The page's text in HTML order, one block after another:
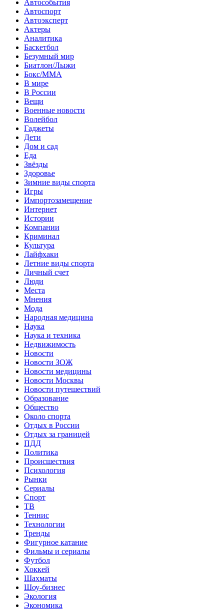
Автособытия
Автоспорт
Автоэксперт
Актеры
Аналитика
Баскетбол
Безумный мир
Биатлон/Лыжи
Бокс/MMA
В мире
В России
Вещи
Военные новости
Волейбол
Гаджеты
Дети
Дом и сад
Еда
Звёзды
Здоровье
Зимние виды спорта
Игры
Импортозамещение
Интернет
Истории
Компании
Криминал
Культура
Лайфхаки
Летние виды спорта
Личный счет
Люди
Места
Мнения
Мода
Народная медицина
Наука
Наука и техника
Недвижимость
Новости
Новости ЗОЖ
Новости медицины
Новости Москвы
Новости путешествий
Образование
Общество
Около спорта
Отдых в России
Отдых за границей
ПДД
Политика
Происшествия
Психология
Рынки
Сериалы
Спорт
ТВ
Теннис
Технологии
Тренды
Фигурное катание
Фильмы и сериалы
Футбол
Хоккей
Шахматы
Шоу-бизнес
Экология
Экономика